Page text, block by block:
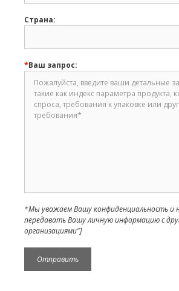
Страна:
*Ваш запрос:
*Мы уважаем Вашу конфиденциальность и
передавать Вашу личную информацию с
организациями"]